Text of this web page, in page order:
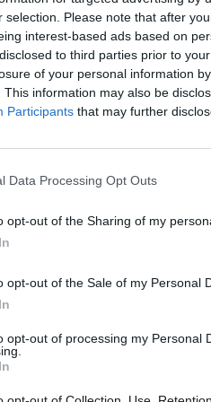
selection. Please note that after
interest-based ads based on
to third parties prior to
of your personal information
This information may also be
Participants that may further
Data Processing Opt Outs
opt-out of the Sharing of my
opt-out of the Sale of my Personal
opt-out of processing my Personal
Dizainas tik
–
kasdienybė –